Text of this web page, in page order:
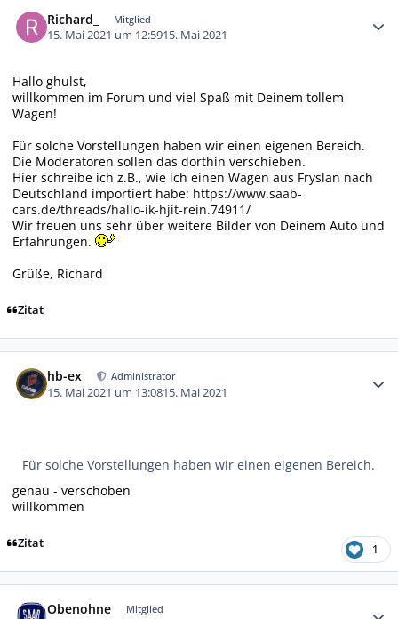
Richard_ Mitglied
15. Mai 2021 um 12:5915. Mai 2021
Hallo ghulst,
willkommen im Forum und viel Spaß mit Deinem tollem
Wagen!
Für solche Vorstellungen haben wir einen eigenen Bereich.
Die Moderatoren sollen das dorthin verschieben.
Hier schreibe ich z.B., wie ich einen Wagen aus Fryslan nach
Deutschland importiert habe: https://www.saab-
cars.de/threads/hallo-ik-hjit-rein.74911/
Wir freuen uns sehr über weitere Bilder von Deinem Auto und
Erfahrungen.
Grüße, Richard
Zitat
hb-ex Administrator
15. Mai 2021 um 13:0815. Mai 2021
Für solche Vorstellungen haben wir einen eigenen Bereich.
genau - verschoben
willkommen
Zitat 1
Obenohne Mitglied